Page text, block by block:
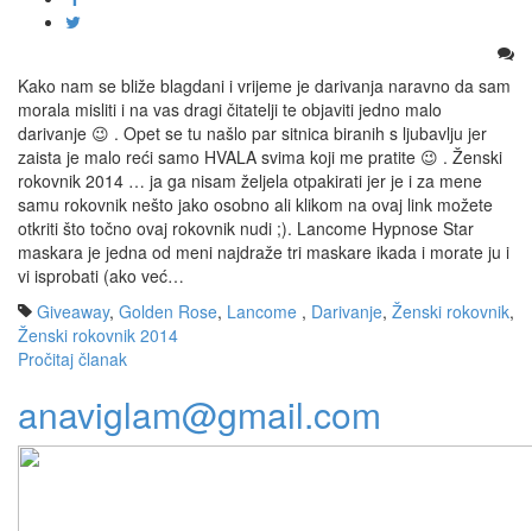
Kako nam se bliže blagdani i vrijeme je darivanja naravno da sam
morala misliti i na vas dragi čitatelji te objaviti jedno malo
darivanje 😉 . Opet se tu našlo par sitnica biranih s ljubavlju jer
zaista je malo reći samo HVALA svima koji me pratite 😉 . Ženski
rokovnik 2014 … ja ga nisam željela otpakirati jer je i za mene
samu rokovnik nešto jako osobno ali klikom na ovaj link možete
otkriti što točno ovaj rokovnik nudi ;). Lancome Hypnose Star
maskara je jedna od meni najdraže tri maskare ikada i morate ju i
vi isprobati (ako već…
Giveaway, Golden Rose, Lancome , Darivanje, Ženski rokovnik,
Ženski rokovnik 2014
Pročitaj članak
anaviglam@gmail.com